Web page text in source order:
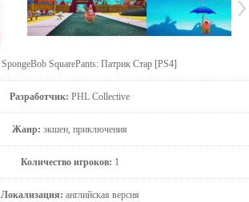
SpongeBob SquarePants: Патрик Стар [PS4]
Разработчик: PHL Collective
Жанр: экшен, приключения
Количество игроков: 1
Локализация: английская версия